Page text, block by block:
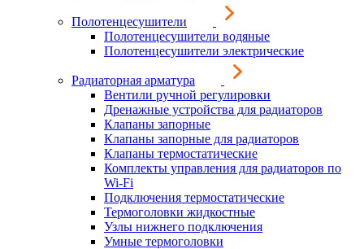
Полотенцесушители
Полотенцесушители водяные
Полотенцесушители электрические
Радиаторная арматура
Вентили ручной регулировки
Дренажные устройства для радиаторов
Клапаны запорные
Клапаны запорные для радиаторов
Клапаны термостатические
Комплекты управления для радиаторов по
Wi-Fi
Подключения термостатические
Термоголовки жидкостные
Узлы нижнего подключения
Умные термоголовки